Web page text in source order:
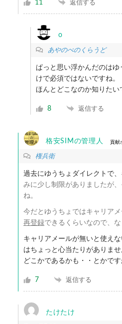
11 返信する
o
あやのべのくらうど
ぱっと思い浮かんだのは
けで必須ではないですね。
ほんとどこなのか知りたい
8 返信する
格安SIMの管理人 貢献
権兵衛
過去にゆうちょダイレクトで
みに少し制限がありましたが
ね。
今だとゆうちょではキャリア
再登録できるくらいなので、
キャリアメールが無いと使え
はちょっと心当たりがありま
どこかであるかも・・とかです
7 返信する
たけたけ